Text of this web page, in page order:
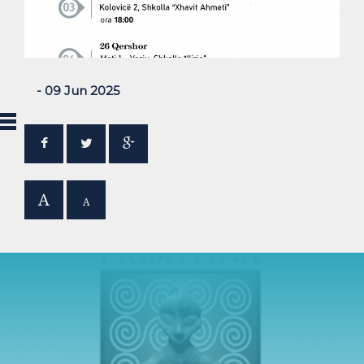
- 09 Jun 2025
A A